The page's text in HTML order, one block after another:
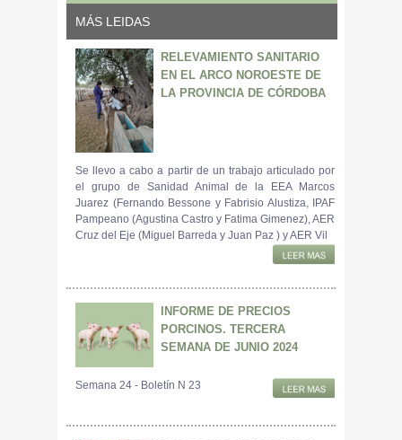
MÁS LEIDAS
RELEVAMIENTO SANITARIO
EN EL ARCO NOROESTE DE
LA PROVINCIA DE CÓRDOBA
Se llevo a cabo a partir de un trabajo articulado por
el grupo de Sanidad Animal de la EEA Marcos
Juarez (Fernando Bessone y Fabrisio Alustiza, IPAF
Pampeano (Agustina Castro y Fatima Gimenez), AER
Cruz del Eje (Miguel Barreda y Juan Paz ) y AER Vil
INFORME DE PRECIOS
PORCINOS. TERCERA
SEMANA DE JUNIO 2024
Semana 24 - Boletín N 23